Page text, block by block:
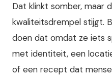
Dat klinkt somber, maar
kwaliteitsdrempel stijgt.
doen dat omdat ze iets
met identiteit, een
of een recept dat